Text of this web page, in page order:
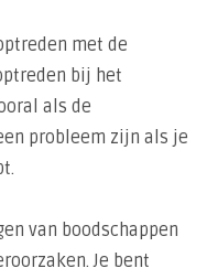
met de
bij het
als de
probleem zijn als je
van boodschappen
Je bent